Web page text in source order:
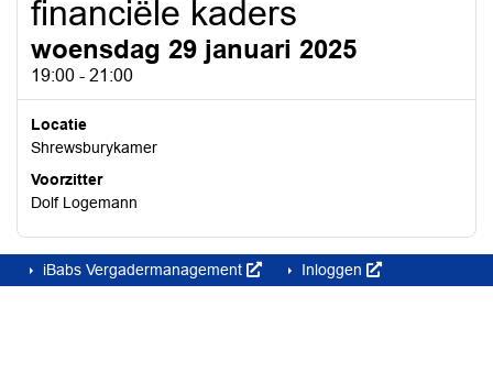
financiële kaders
woensdag 29 januari 2025
19:00 - 21:00
Locatie
Shrewsburykamer
Voorzitter
Dolf Logemann
iBabs Vergadermanagement Inloggen